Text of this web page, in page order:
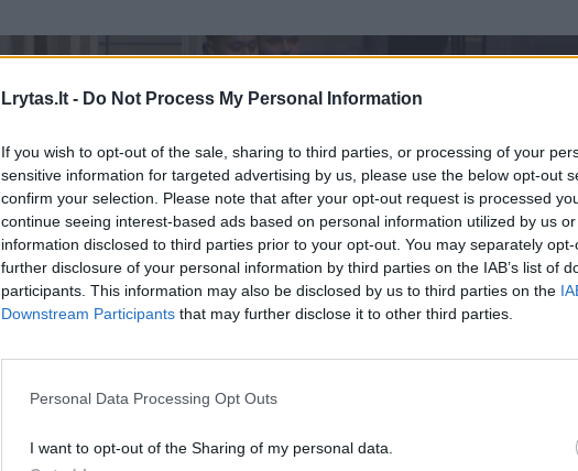
Lrytas.lt - Do Not Process My Personal Information
If you wish to opt-out of the sale, sharing to third parties, or processing of your
sensitive information for targeted advertising by us, please use the below opt-out
confirm your selection. Please note that after your opt-out request is processed
continue seeing interest-based ads based on personal information utilized by us
information disclosed to third parties prior to your opt-out. You may separately
further disclosure of your personal information by third parties on the IAB’s list of
participants. This information may also be disclosed by us to third parties on the
Downstream Participants that may further disclose it to other third parties.
Personal Data Processing Opt Outs
I want to opt-out of the Sharing of my personal data.